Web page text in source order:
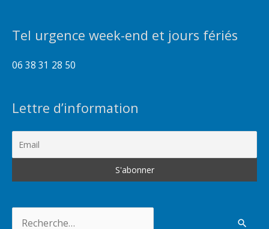
Tel urgence week-end et jours fériés
06 38 31 28 50
Lettre d’information